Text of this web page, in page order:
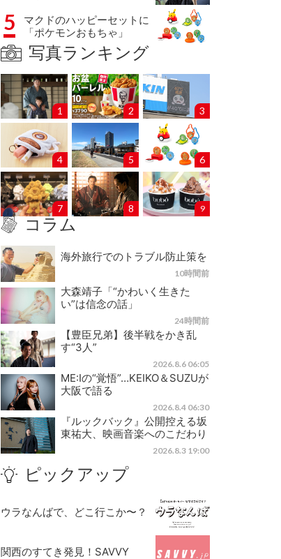
5
マクドのハッピーセットに
「ポケモンおもちゃ」
写真ランキング
1 2 3
4 5 6
7 8 9
コラム
海外旅行でのトラブル防止策を
10時間前
大森靖子「“かわいく生きた
い”は信念の話」
24時間前
【豊臣兄弟】後半戦をかき乱
す“3人”
2026.8.6 06:05
ME:Iの“覚悟”…KEIKO＆SUZUが
大阪で語る
2026.8.4 06:30
『ルックバック』公開控える坂
東祐大、映画音楽へのこだわり
2026.8.3 19:00
ピックアップ
ウラなんばで、どこ行こか〜？
関西のすてき発見！SAVVY